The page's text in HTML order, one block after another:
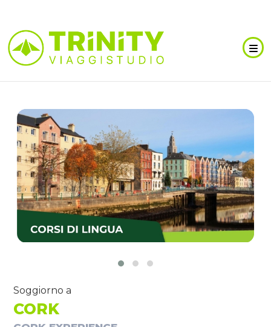
Soggiorno a
CORK